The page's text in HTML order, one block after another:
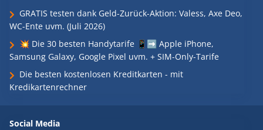
GRATIS testen dank Geld-Zurück-Aktion: Valess, Axe Deo,
WC-Ente uvm. (Juli 2026)
💥 Die 30 besten Handytarife 📱➡️ Apple iPhone,
Samsung Galaxy, Google Pixel uvm. + SIM-Only-Tarife
Die besten kostenlosen Kreditkarten - mit
Kredikartenrechner
Social Media